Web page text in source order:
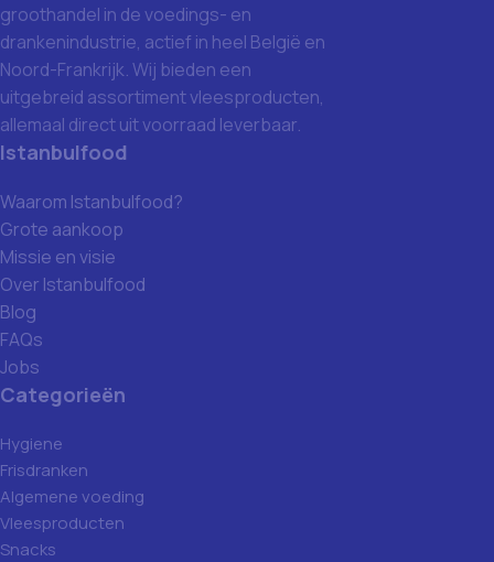
groothandel in de voedings- en
drankenindustrie, actief in heel België en
Noord-Frankrijk. Wij bieden een
uitgebreid assortiment vleesproducten,
allemaal direct uit voorraad leverbaar.
Istanbulfood
Waarom Istanbulfood?
Grote aankoop
Missie en visie
Over Istanbulfood
Blog
FAQs
Jobs
Categorieën
Hygiene
Frisdranken
Algemene voeding
Vleesproducten
Snacks